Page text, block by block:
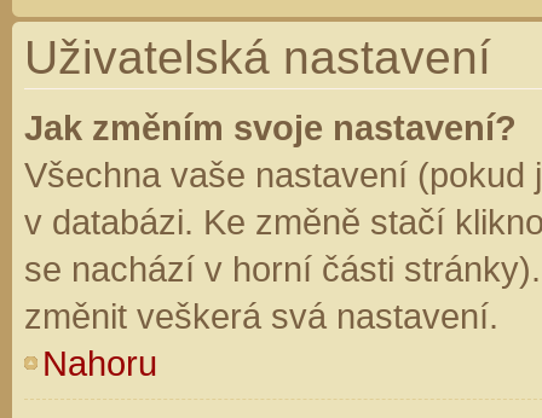
Uživatelská nastavení
Jak změním svoje nastavení?
Všechna vaše nastavení (pokud
v databázi. Ke změně stačí
se nachází v horní části
změnit veškerá svá nastavení.
Nahoru